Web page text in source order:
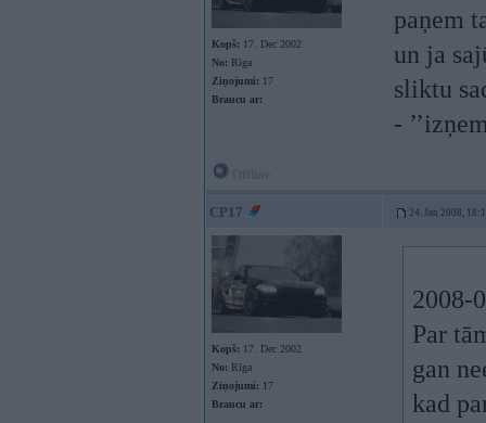
Kopš: 17. Dec 2002
No: Rīga
Ziņojumi: 17
Braucu ar:
paņem
un ja
sliktu
-
CP17 24. Jan 2008,
Kopš: 17. Dec 2002
No: Rīga
Ziņojumi: 17
Braucu ar:
2008-
Par
gan
kad